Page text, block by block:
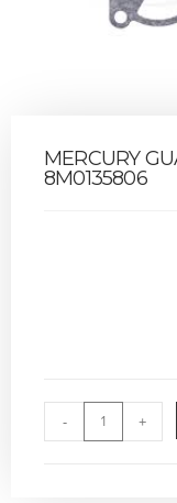
MERCURY
8M0135806
- +